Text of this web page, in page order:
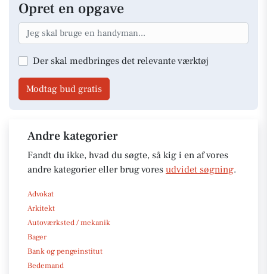
Opret en opgave
Der skal medbringes det relevante værktøj
Modtag bud gratis
Andre kategorier
Fandt du ikke, hvad du søgte, så kig i en af vores
andre kategorier eller brug vores udvidet søgning.
Advokat
Arkitekt
Autoværksted / mekanik
Bager
Bank og pengeinstitut
Bedemand